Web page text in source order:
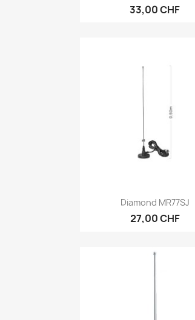
33,00 CHF
Anteprima
Diamond MR77SJ
27,00 CHF